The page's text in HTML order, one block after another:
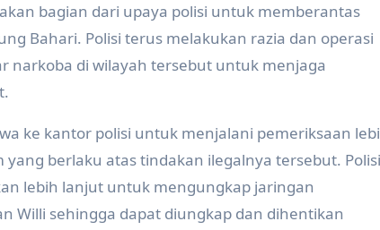
Saka Bakti Husada Tingkat Kabupaten Tahun 2024
Kabupaten Klaten Tahun 2024
Spesialis Obgyn Ke Puskesmas Delanggu dan
Kesehatan Lingkungan Dinas Kesehatan Tahun 2024
dan KB bagi pemegang program, LP/LS dan Tenaga
Promosi dan Pemberdayaan Masyarakat Kab. Klaten
bagian dari upaya polisi untuk memberantas
Bahari. Polisi terus melakukan razia dan operasi
narkoba di wilayah tersebut untuk menjaga
ke kantor polisi untuk menjalani pemeriksaan
berlaku atas tindakan ilegalnya tersebut. Polisi
lebih lanjut untuk mengungkap jaringan
Willi sehingga dapat diungkap dan dihentikan